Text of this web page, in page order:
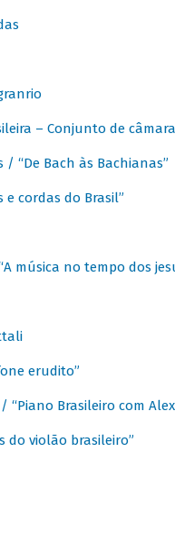
– Conjunto de
/ “De Bach às Bachianas”
e cordas do Brasil”
música no tempo dos
erudito”
Brasileiro com
do violão brasileiro”